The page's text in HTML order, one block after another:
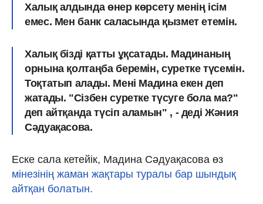
Халық алдында өнер көрсету менің ісім
емес. Мен банк саласында қызмет етемін.
Халық бізді қатты ұқсатады. Мадинаның
орнына қолтаңба беремін, суретке түсемін.
Тоқтатып алады. Мені Мадина екен деп
жатады. "Сізбен суретке түсуге бола ма?"
деп айтқанда түсіп аламын" , - деді Жәния
Сәдуақасова.
Еске сала кетейік, Мадина Сәдуақасова өз
мінезінің жаман жақтары туралы бар шындық
айтқан болатын.